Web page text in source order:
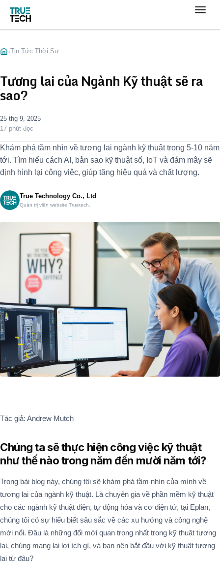
›Tin Tức Thời Sự
Tương lai của Ngành Kỹ thuật sẽ ra
sao?
25 thg 9, 2025
17 phút đọc
Khám phá tầm nhìn về tương lai ngành kỹ thuật trong 5-10 năm
tới. Tìm hiểu cách AI, bản sao kỹ thuật số, IoT và đám mây sẽ
định hình lại công việc, giúp tăng hiệu quả và chất lượng.
True Technology Co., Ltd
Quản trị viên website Truetech.
Tác giả: Andrew Mutch
Chúng ta sẽ thực hiện công việc kỹ thuật
như thế nào trong năm đến mười năm tới?
Trong bài blog này, chúng tôi sẽ khám phá tầm nhìn của mình về
tương lai của ngành kỹ thuật. Là chuyên gia về phần mềm kỹ thuật
cho các ngành kỹ thuật điện, tự động hóa và cơ điện tử, tại Eplan,
chúng tôi có sự hiểu biết sâu sắc về các xu hướng và công nghệ
mới nổi. Đâu là những đổi mới quan trọng nhất trong kỹ thuật tương
lai, chúng mang lại lợi ích gì, và bạn nên bắt đầu với kỹ thuật tương
lai từ đâu?